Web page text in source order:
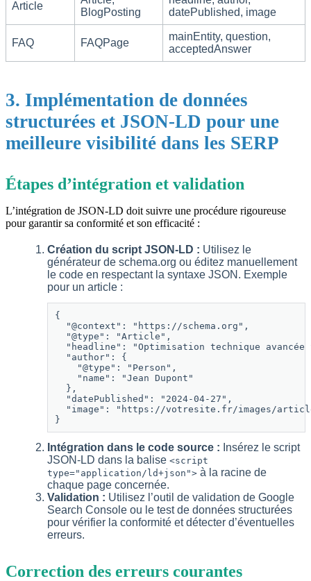
Article
BlogPosting
datePublished, image
FAQ FAQPage
mainEntity, question,
acceptedAnswer
3. Implémentation de données
structurées et JSON-LD pour une
meilleure visibilité dans les SERP
Étapes d’intégration et validation
L’intégration de JSON-LD doit suivre une procédure rigoureuse
pour garantir sa conformité et son efficacité :
Création du script JSON-LD : Utilisez le
générateur de schema.org ou éditez manuellement
le code en respectant la syntaxe JSON. Exemple
pour un article :
{
  "@context": "https://schema.org",
  "@type": "Article",
"headline": "Optimisation technique avancée
  "author": {
    "@type": "Person",
    "name": "Jean Dupont"
  },
  "datePublished": "2024-04-27",
"image": "https://votresite.fr/images/
}
Intégration dans le code source : Insérez le script
JSON-LD dans la balise <script
type="application/ld+json"> à la racine de
chaque page concernée.
Validation : Utilisez l’outil de validation de Google
Search Console ou le test de données structurées
pour vérifier la conformité et détecter d’éventuelles
erreurs.
Correction des erreurs courantes